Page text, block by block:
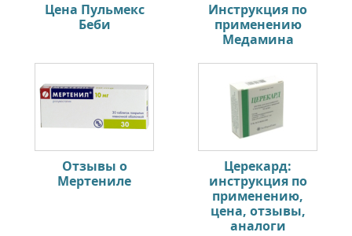
Цена Пульмекс
Беби
Инструкция по
применению
Медамина
Отзывы о
Мертениле
Церекард:
инструкция по
применению,
цена, отзывы,
аналоги